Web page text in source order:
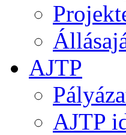
AJTP
AJTP